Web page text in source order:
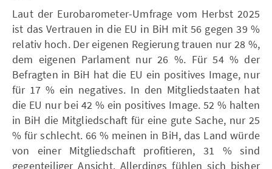
Laut der Eurobarometer-Umfrage vom Herbst 2025
ist das Vertrauen in die EU in BiH mit 56 gegen 39 %
relativ hoch. Der eigenen Regierung trauen nur 28 %,
dem eigenen Parlament nur 26 %. Für 54 % der
Befragten in BiH hat die EU ein positives Image, nur
für 17 % ein negatives. In den Mitgliedstaaten hat
die EU nur bei 42 % ein positives Image. 52 % halten
in BiH die Mitgliedschaft für eine gute Sache, nur 25
% für schlecht. 66 % meinen in BiH, das Land würde
von einer Mitgliedschaft profitieren, 31 % sind
gegenteiliger Ansicht. Allerdings fühlen sich bisher